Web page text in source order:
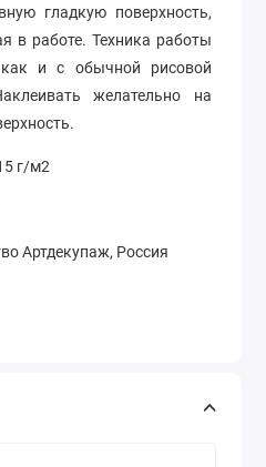
гладкую поверхность,
в работе. Техника работы
и с обычной рисовой
желательно на
г/м2
Артдекупаж, Россия